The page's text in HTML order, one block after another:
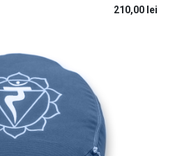
210,00 lei